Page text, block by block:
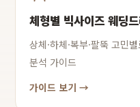
체형별 빅사이즈 웨딩
상체·하체·복부·팔뚝 고민
분석 가이드
가이드 보기 →